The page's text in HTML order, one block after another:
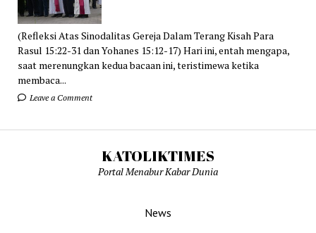
(Refleksi Atas Sinodalitas Gereja Dalam Terang Kisah Para
Rasul 15:22-31 dan Yohanes 15:12-17) Hari ini, entah mengapa,
saat merenungkan kedua bacaan ini, teristimewa ketika
membaca...
Leave a Comment
KATOLIKTIMES
Portal Menabur Kabar Dunia
News